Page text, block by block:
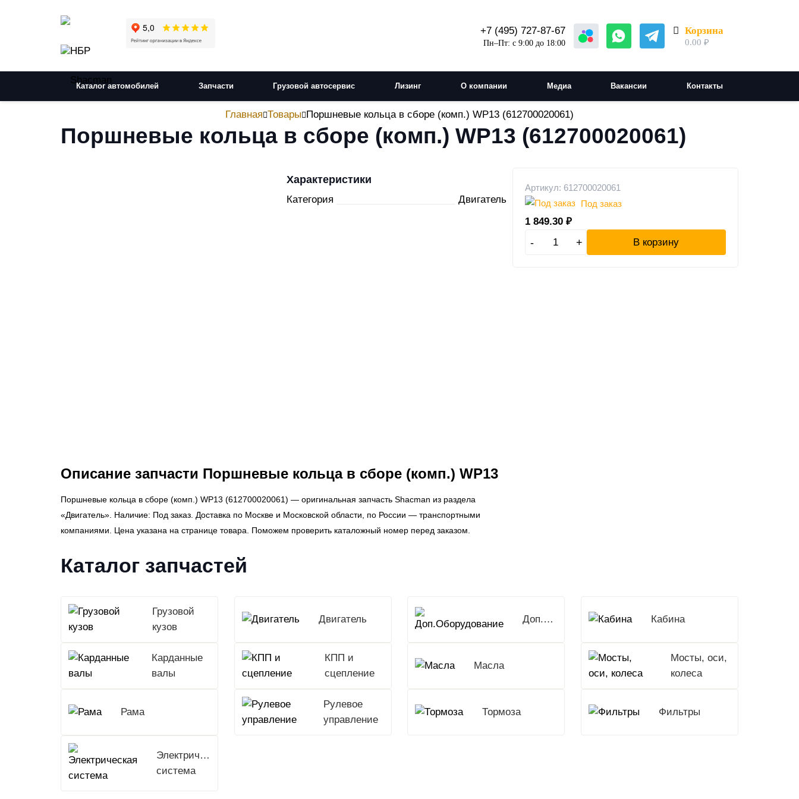
+7 (495) 727-87-67
Пн–Пт: с 9:00 до 18:00
Корзина
0.00 ₽
Каталог автомобилей Запчасти Грузовой автосервис Лизинг О компании Медиа Вакансии Контакты
Главная Товары Поршневые кольца в сборе (комп.) WP13 (612700020061)
Поршневые кольца в сборе (комп.) WP13 (612700020061)
Характеристики
Категория Двигатель
Артикул: 612700020061
Под заказ
1 849.30 ₽
- + В корзину
Описание запчасти Поршневые кольца в сборе (комп.) WP13
Поршневые кольца в сборе (комп.) WP13 (612700020061) — оригинальная запчасть Shacman из раздела
«Двигатель». Наличие: Под заказ. Доставка по Москве и Московской области, по России — транспортными
компаниями. Цена указана на странице товара. Поможем проверить каталожный номер перед заказом.
Каталог запчастей
Грузовой
кузов
Двигатель Доп.Оборудование Кабина
Карданные
валы
КПП и
сцепление
Масла
Мосты, оси,
колеса
Рама
Рулевое
управление
Тормоза Фильтры
Электрическая
система